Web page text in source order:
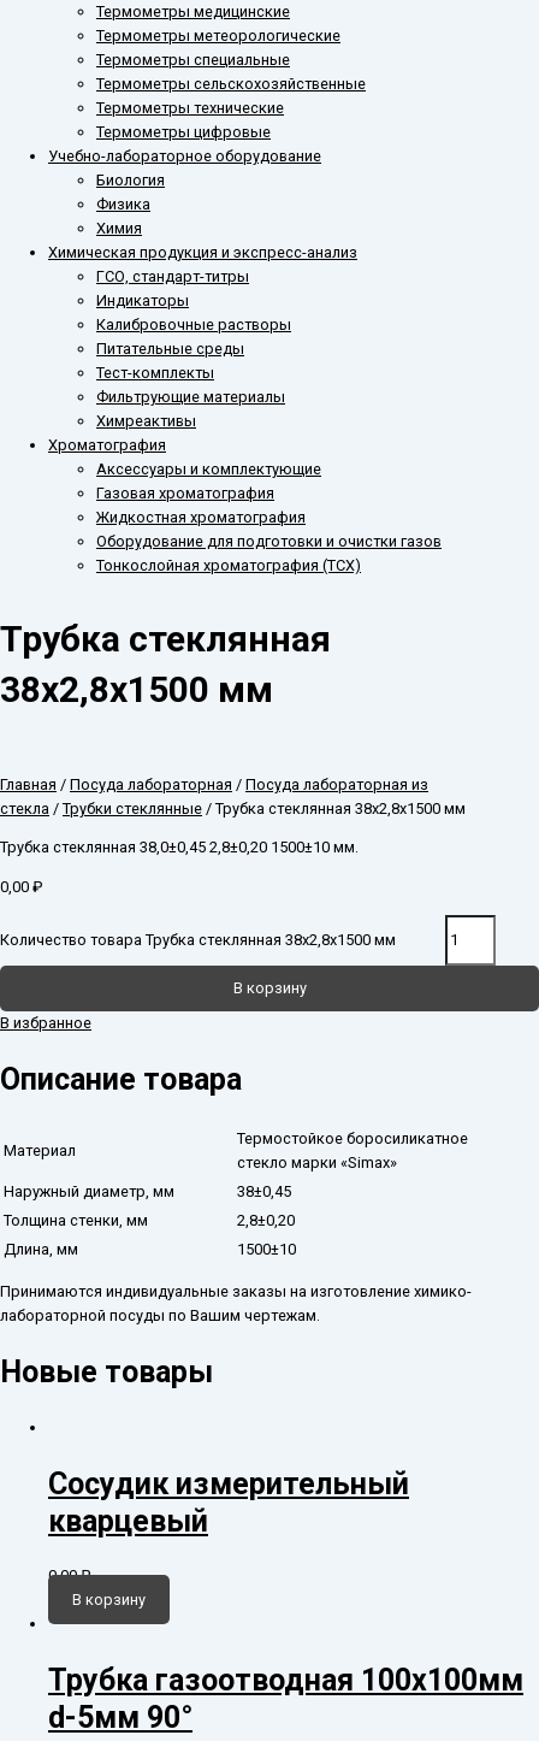
Термометры медицинские
Термометры метеорологические
Термометры специальные
Термометры сельскохозяйственные
Термометры технические
Термометры цифровые
Учебно-лабораторное оборудование
Биология
Физика
Химия
Химическая продукция и экспресс-анализ
ГСО, стандарт-титры
Индикаторы
Калибровочные растворы
Питательные среды
Тест-комплекты
Фильтрующие материалы
Химреактивы
Хроматография
Аксессуары и комплектующие
Газовая хроматография
Жидкостная хроматография
Оборудование для подготовки и очистки газов
Тонкослойная хроматография (ТСХ)
Трубка стеклянная
38х2,8х1500 мм
Главная / Посуда лабораторная / Посуда лабораторная из
стекла / Трубки стеклянные / Трубка стеклянная 38х2,8х1500 мм
Трубка стеклянная 38,0±0,45 2,8±0,20 1500±10 мм.
0,00 ₽
Количество товара Трубка стеклянная 38х2,8х1500 мм
В корзину
В избранное
Описание товара
Материал
Термостойкое боросиликатное
стекло марки «Simax»
Наружный диаметр, мм
38±0,45
Толщина стенки, мм
2,8±0,20
Длина, мм
1500±10
Принимаются индивидуальные заказы на изготовление химико-
лабораторной посуды по Вашим чертежам.
Новые товары
Сосудик измерительный
кварцевый
0,00₽
В корзину
Трубка газоотводная 100х100мм
d-5мм 90°